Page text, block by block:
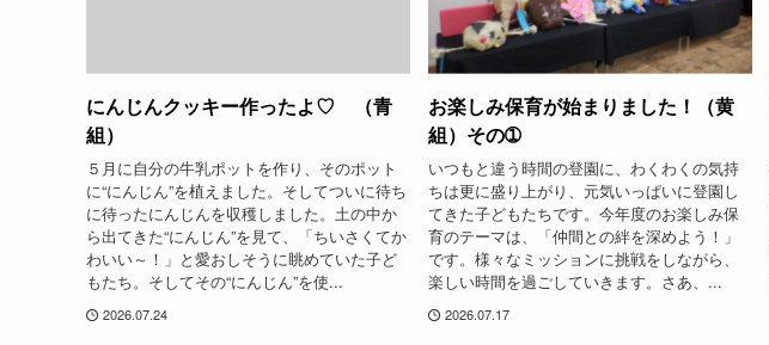
にんじんクッキー作ったよ♡ （青
組）
５月に自分の牛乳ポットを作り、そのポット
に“にんじん”を植えました。そしてついに待ち
に待ったにんじんを収穫しました。土の中か
ら出てきた“にんじん”を見て、「ちいさくてか
わいい～！」と愛おしそうに眺めていた子ど
もたち。そしてその“にんじん”を使...
2026.07.24
お楽しみ保育が始まりました！（黄
組）その➀
いつもと違う時間の登園に、わくわくの気持
ちは更に盛り上がり、元気いっぱいに登園し
てきた子どもたちです。今年度のお楽しみ保
育のテーマは、「仲間との絆を深めよう！」
です。様々なミッションに挑戦をしながら、
楽しい時間を過ごしていきます。さあ、...
2026.07.17